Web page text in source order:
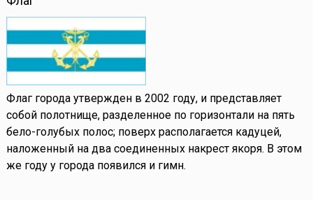
Флаг города утвержден в 2002 году, и представляет
собой полотнище, разделенное по горизонтали на пять
бело-голубых полос; поверх располагается кадуцей,
наложенный на два соединенных накрест якоря. В этом
же году у города появился и гимн.